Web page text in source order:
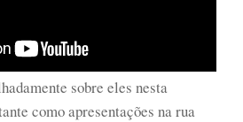
sobre eles nesta
como apresentações na rua